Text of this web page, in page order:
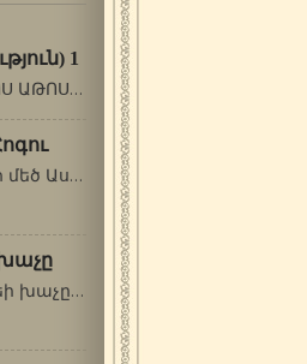
1
ԾԵՐ ՊԱԻՍԻՈՍ ԱԹՈՍԱՑԻ (1924-1994 թթ.) Մոգություն…
«Ո՞վ է ավելի մեծ Աստված, քան մեր…
Սբ. Նունեի խաչը, որը Վրաց…